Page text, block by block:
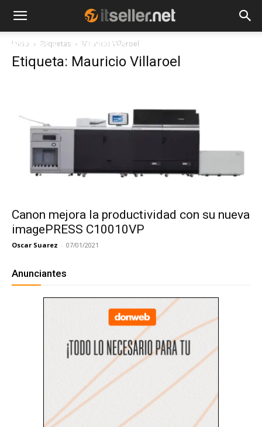
NOTICIAS TENDENCIAS
Inicio Etiquetas Mauricio Villaroel
Etiqueta: Mauricio Villaroel
Canon mejora la productividad con su nueva
imagePRESS C10010VP
Oscar Suarez - 07/01/2021
Anunciantes